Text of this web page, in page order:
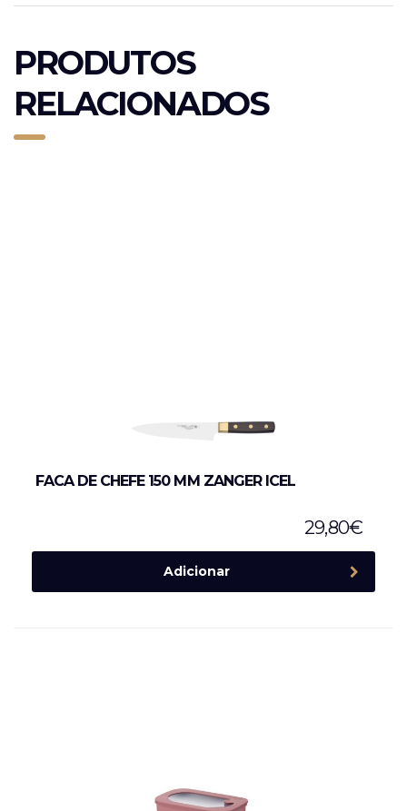
PRODUTOS
RELACIONADOS
FACA DE CHEFE 150 MM ZANGER ICEL
29,80€
Adicionar